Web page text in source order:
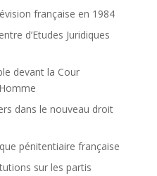
française en 1984
d’Etudes Juridiques
devant la Cour
dans le nouveau droit
pénitentiaire française
sur les partis